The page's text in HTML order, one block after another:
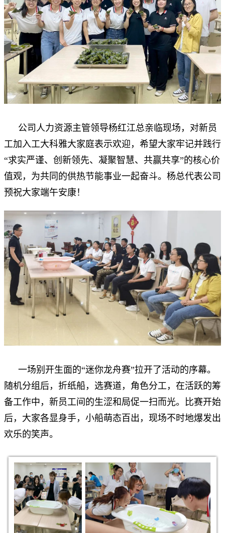
公司人力资源主管领导杨红江总亲临现场，对新员
工加入工大科雅大家庭表示欢迎，希望大家牢记并践行
“求实严谨、创新领先、凝聚智慧、共赢共享”的核心价
值观，为共同的供热节能事业一起奋斗。杨总代表公司
预祝大家端午安康！
一场别开生面的“迷你龙舟赛”拉开了活动的序幕。
随机分组后，折纸船，选赛道，角色分工，在活跃的筹
备工作中，新员工间的生涩和局促一扫而光。比赛开始
后，大家各显身手，小船萌态百出，现场不时地爆发出
欢乐的笑声。